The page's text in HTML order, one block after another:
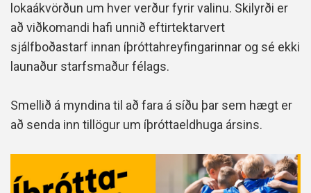
lokaákvörðun um hver verður fyrir valinu. Skilyrði er
að viðkomandi hafi unnið eftirtektarvert
sjálfboðastarf innan íþróttahreyfingarinnar og sé ekki
launaður starfsmaður félags.
Smellið á myndina til að fara á síðu þar sem hægt er
að senda inn tillögur um íþróttaeldhuga ársins.